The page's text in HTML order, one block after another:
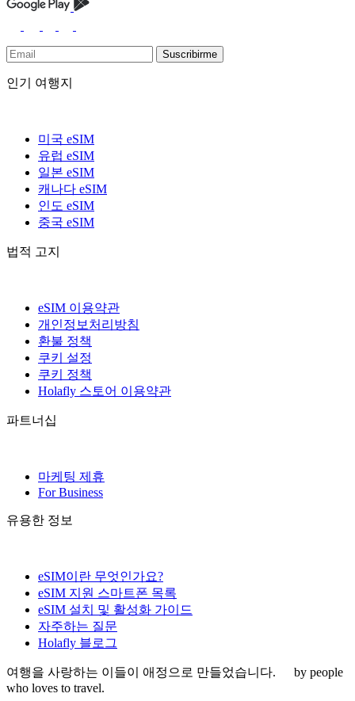
Suscribirme
인기 여행지
미국 eSIM
유럽 eSIM
일본 eSIM
캐나다 eSIM
인도 eSIM
중국 eSIM
법적 고지
eSIM 이용약관
개인정보처리방침
환불 정책
쿠키 설정
쿠키 정책
Holafly 스토어 이용약관
파트너십
마케팅 제휴
For Business
유용한 정보
eSIM이란 무엇인가요?
eSIM 지원 스마트폰 목록
eSIM 설치 및 활성화 가이드
자주하는 질문
Holafly 블로그
여행을 사랑하는 이들이 애정으로 만들었습니다.
by people
who loves to travel.